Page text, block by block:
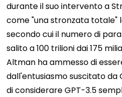
durante il suo intervento a
come "una stronzata totale"
secondo cui il numero di
salito a 100 trilioni dai 175
Altman ha ammesso di
dall'entusiasmo suscitato da
di considerare GPT-3.5